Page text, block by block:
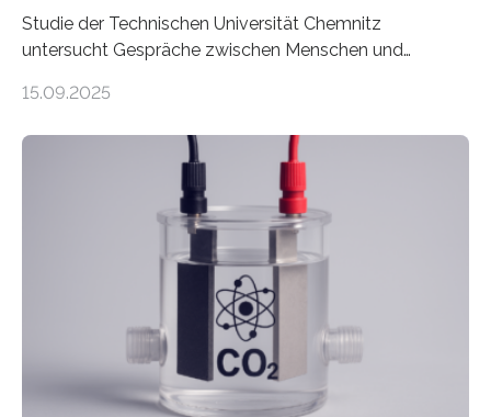
Studie der Technischen Universität Chemnitz
untersucht Gespräche zwischen Menschen und
Podcast. Bereits jetzt arbeiten Menschen eng mit
Industrie. In Zukunft wird das voraussichtlich noch
Roboter-Teams eigentlich währenddessen? Und vor
allem wie? „Uns interessiert, ob Menschen im Team mit
dem Roboter anders sprechen als im Team mit
anderen Menschen“, so die Sprachwissenschaftlerin
Prof. Dr. Christina Sanchez-Stockhammer von der
Technischen Universität…
15.09.2025